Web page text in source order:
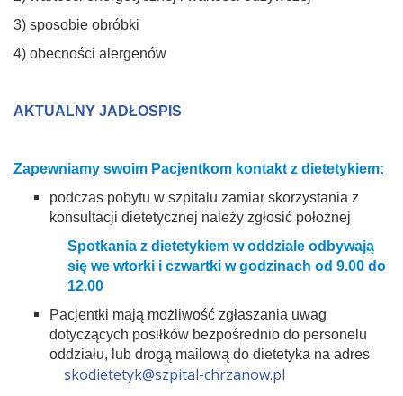
3) sposobie obróbki
4) obecności alergenów
AKTUALNY JADŁOSPIS
Zapewniamy swoim Pacjentkom kontakt z dietetykiem:
podczas pobytu w szpitalu zamiar skorzystania z
konsultacji dietetycznej należy zgłosić położnej
Spotkania z dietetykiem w oddziale odbywają
się we wtorki i czwartki w godzinach od 9.00 do
12.00
Pacjentki mają możliwość zgłaszania uwag
dotyczących posiłków bezpośrednio do personelu
oddziału, lub drogą mailową do dietetyka na adres